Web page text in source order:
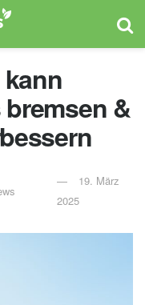
&
19. März
2025